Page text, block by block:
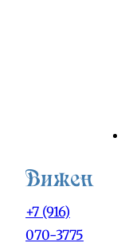
+7 (916)
070-3775